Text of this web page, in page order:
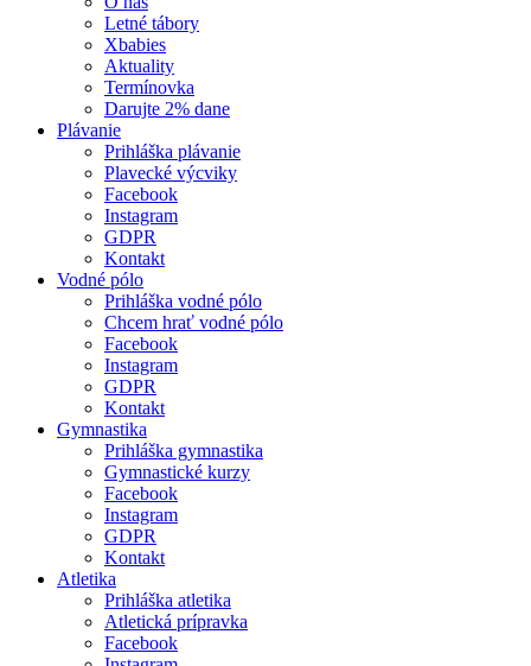
Letné tábory
Xbabies
Aktuality
Termínovka
Darujte 2% dane
Plávanie
Prihláška plávanie
Plavecké výcviky
Facebook
Instagram
GDPR
Kontakt
Vodné pólo
Prihláška vodné pólo
Chcem hrať vodné pólo
Facebook
Instagram
GDPR
Kontakt
Gymnastika
Prihláška gymnastika
Gymnastické kurzy
Facebook
Instagram
GDPR
Kontakt
Atletika
Prihláška atletika
Atletická prípravka
Facebook